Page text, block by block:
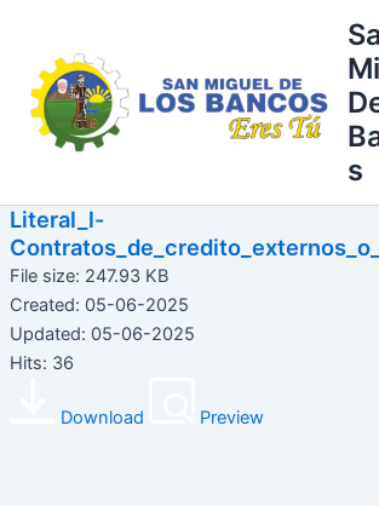
contenido
s
Literal_l-
File size: 247.93 KB
Created: 05-06-2025
Updated: 05-06-2025
Hits: 36
Download Preview